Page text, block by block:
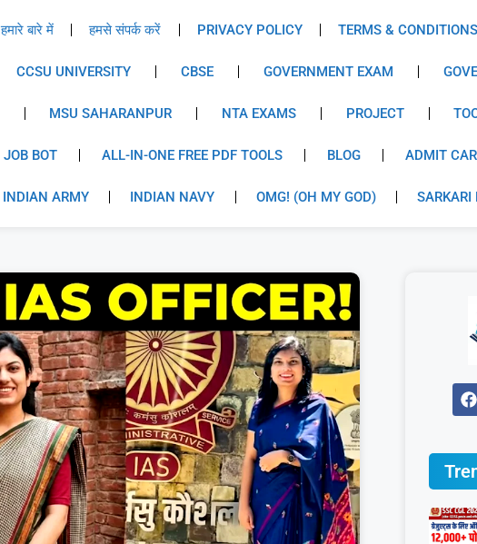
हमारे बारे में हमसे संपर्क करें PRIVACY POLICY TERMS & CONDITIONS
CCSU UNIVERSITY CBSE GOVERNMENT EXAM
MSU SAHARANPUR NTA EXAMS PROJECT
JOB BOT ALL-IN-ONE FREE PDF TOOLS BLOG ADMIT
INDIAN ARMY INDIAN NAVY OMG! (OH MY GOD) SARKARI